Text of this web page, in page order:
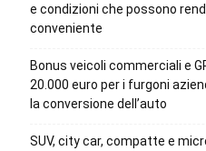
e condizioni che possono
conveniente
Bonus veicoli commerciali e
20.000 euro per i furgoni
la conversione dell’auto
SUV, city car, compatte e